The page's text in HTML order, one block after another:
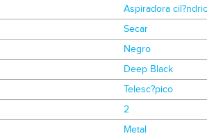
Aspiradora
Secar
Negro
Deep Black
Telesc?pico
2
Metal